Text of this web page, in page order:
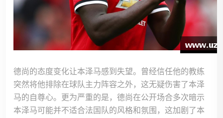
德尚的态度变化让本泽马感到失望。曾经信任他的教练
突然将他排除在球队主力阵容之外，这无疑伤害了本泽
马的自尊心。更为严重的是，德尚在公开场合多次暗示
本泽马可能并不适合法国队的风格和氛围，这加剧了本